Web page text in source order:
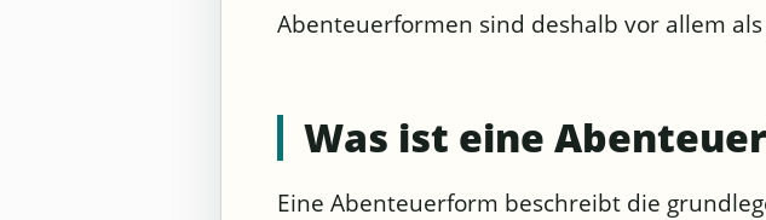
Abenteuerformen sind deshalb vor allem
Was ist eine
Eine Abenteuerform beschreibt die